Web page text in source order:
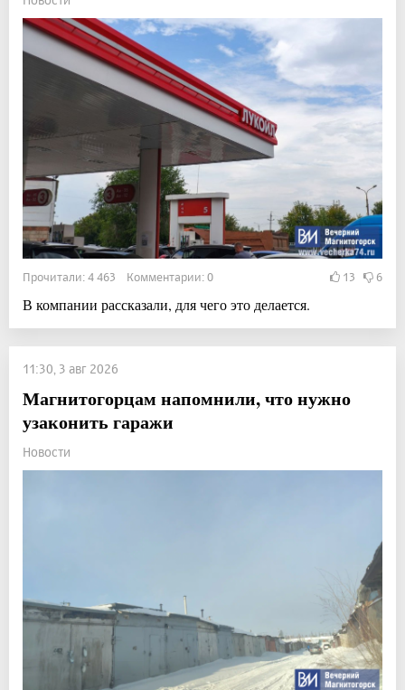
Прочитали: 4 463 Комментарии: 0 13 6
В компании рассказали, для чего это делается.
11:30, 3 авг 2026
Магнитогорцам напомнили, что нужно
узаконить гаражи
Новости